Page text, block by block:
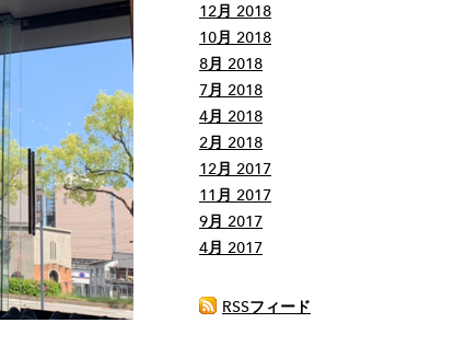
12月 2018
10月 2018
8月 2018
7月 2018
4月 2018
2月 2018
12月 2017
11月 2017
9月 2017
4月 2017
RSSフィード